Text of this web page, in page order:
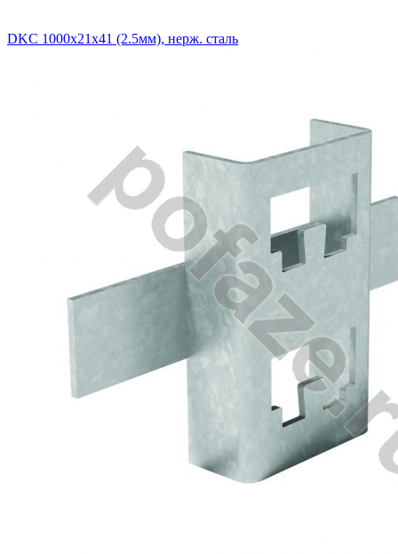
DKC 1000х21х41 (2.5мм), нерж. сталь